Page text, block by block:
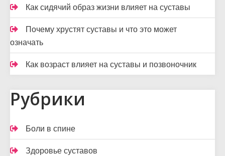
Как сидячий образ жизни влияет на суставы
Почему хрустят суставы и что это может
означать
Как возраст влияет на суставы и позвоночник
Рубрики
Боли в спине
Здоровье суставов